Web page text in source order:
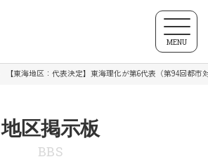
MENU
【東海地区：代表決定】東海理化が第6代表（第94回都市
地区掲示板
BBS